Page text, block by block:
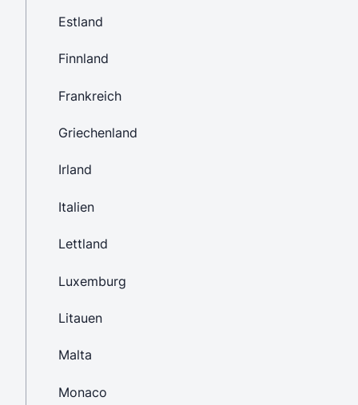
Estland
Finnland
Frankreich
Griechenland
Irland
Italien
Lettland
Luxemburg
Litauen
Malta
Monaco